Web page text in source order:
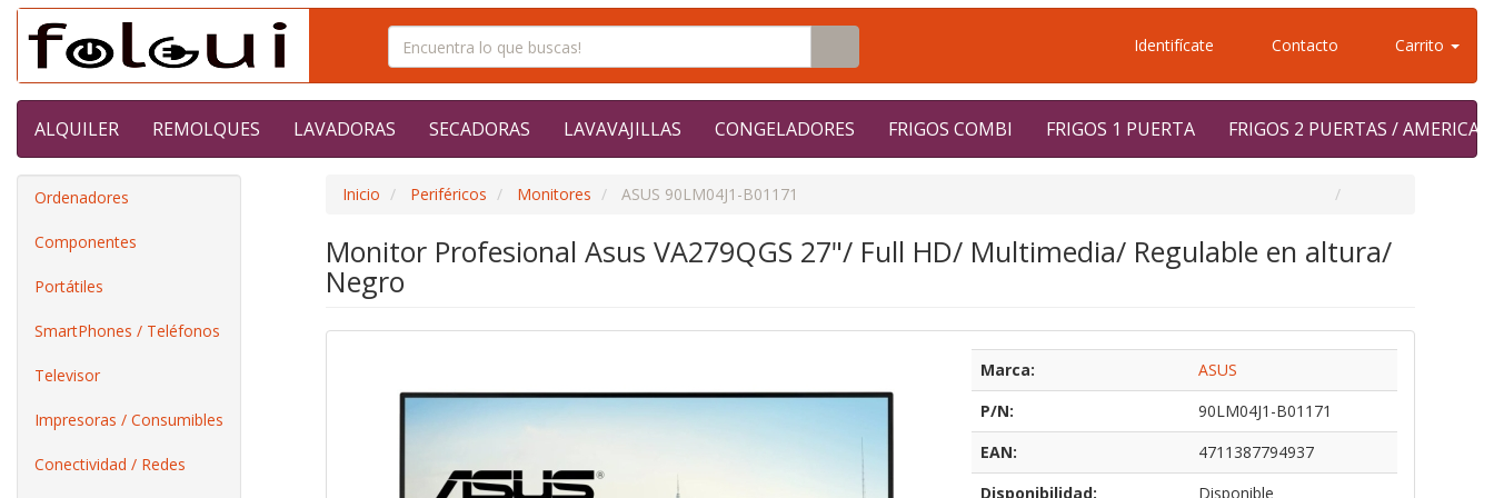
Identifícate Contacto Carrito
ALQUILER REMOLQUES LAVADORAS SECADORAS LAVAVAJILLAS CONGELADORES FRIGOS COMBI FRIGOS 1 PUERTA FRIGOS 2 PUERTAS /
Ordenadores
Componentes
Portátiles
SmartPhones / Teléfonos
Televisor
Impresoras / Consumibles
Conectividad / Redes
Inicio Periféricos Monitores ASUS 90LM04J1-B01171
Monitor Profesional Asus VA279QGS 27"/ Full HD/ Multimedia/ Regulable en altura/
Negro
Marca:
ASUS
P/N:
90LM04J1-B01171
EAN:
4711387794937
Disponibilidad:
Disponible